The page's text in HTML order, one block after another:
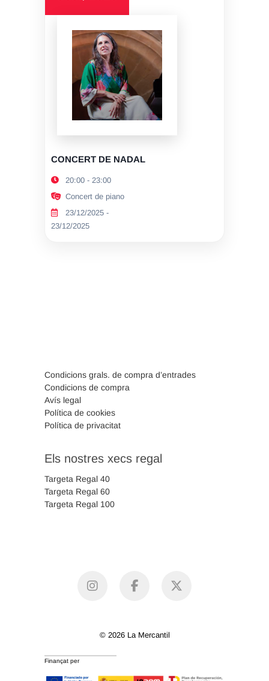
CONCERT DE NADAL
20:00 - 23:00
Concert de piano
23/12/2025 -
23/12/2025
Condicions grals. de compra d’entrades
Condicions de compra
Avís legal
Política de cookies
Política de privacitat
Els nostres xecs regal
Targeta Regal 40
Targeta Regal 60
Targeta Regal 100
instagram
facebook
© 2026 La Mercantil
Finançat per